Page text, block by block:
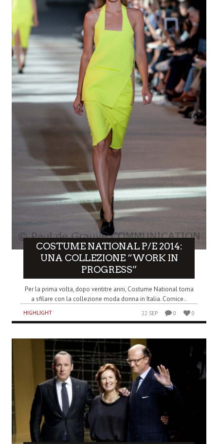
COSTUME NATIONAL P/E 2014:
UNA COLLEZIONE “WORK IN
PROGRESS”
Per la prima volta, dopo ventitre anni, Costume National torna
a sfilare con la collezione moda donna in Italia. Cornice..
HIGHLIGHT 22 SEP 0 0